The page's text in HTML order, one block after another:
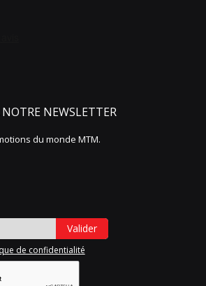
NEWSLETTER
du monde MTM.
Valider
de confidentialité